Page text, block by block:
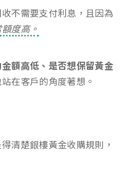
不需要支付利息，且因為
度高。
額高低、是否想保留黃金
在客戶的角度著想。
清楚銀樓黃金收購規則，